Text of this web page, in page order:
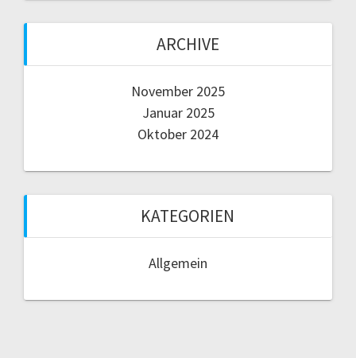
ARCHIVE
November 2025
Januar 2025
Oktober 2024
KATEGORIEN
Allgemein